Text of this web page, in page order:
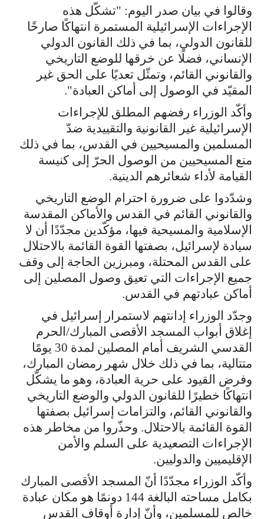
وقالوا في بيان صدر اليوم: "تشكّل هذه
الإجراءات الإسرائيلية المستمرة انتهاكًا صارخًا
للقانون الدولي، بما في ذلك القانون الدولي
الإنساني، فضلًا عن خرقها للوضع التاريخي
والقانوني القائم، وتمثّل تعديًا على الحق غير
المقيّد في الوصول إلى أماكن العبادة".
وأكّد الوزراء رفضهم المطلق للإجراءات
الإسرائيلية غير القانونية والتقييدية ضدّ
المسلمين والمسيحيين في القدس، بما في ذلك
منع المسيحيين من الوصول الحرّ إلى كنيسة
القيامة لأداء شعائرهم الدينية.
وشدّدوا على ضرورة احترام الوضع التاريخي
والقانوني القائم في القدس والأماكن المقدسة
الإسلامية والمسيحية فيها، مؤكّدين مجدّدًا أن لا
سيادة لإسرائيل، بصفتها القوة القائمة بالاحتلال
على القدس المحتلة، ومبرزين الحاجة إلى وقف
جميع الإجراءات التي تعيق وصول المصلين إلى
أماكن عبادتهم في القدس.
وجدّد الوزراء إدانتهم لاستمرار إسرائيل في
إغلاق أبواب المسجد الأقصى المبارك/الحرم
القدسي الشريف أمام المصلين لمدة 30 يومًا
متتالية، بما في ذلك خلال شهر رمضان المبارك،
وفرض القيود على حرية العبادة، وهو ما يشكّل
انتهاكًا خطيرًا للقانون الدولي والوضع التاريخي
والقانوني القائم، والتزامات إسرائيل بصفتها
القوة القائمة بالاحتلال. وحذّروا من مخاطر هذه
الإجراءات التصعيدية على السلم والأمن
الإقليميين والدوليين.
وأكّد الوزراء مجدّدًا أنّ المسجد الأقصى المبارك
بكامل مساحته البالغة 144 دونمًا هو مكان عبادة
خالص للمسلمين، وأنّ إدارة أوقاف القدس